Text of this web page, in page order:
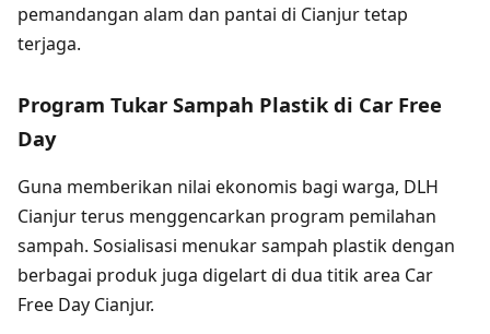
pemandangan alam dan pantai di Cianjur tetap
terjaga.
Program Tukar Sampah Plastik di Car Free
Day
Guna memberikan nilai ekonomis bagi warga, DLH
Cianjur terus menggencarkan program pemilahan
sampah. Sosialisasi menukar sampah plastik dengan
berbagai produk juga digelart di dua titik area Car
Free Day Cianjur.